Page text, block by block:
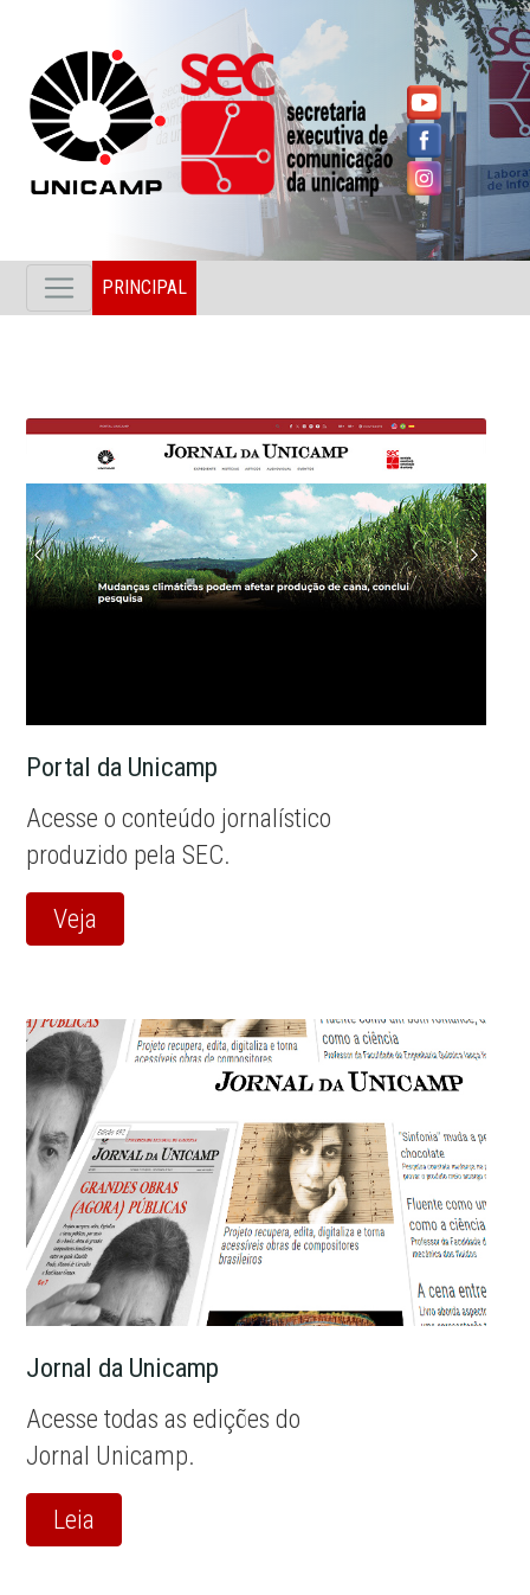
PRINCIPAL
Portal da Unicamp
Acesse o conteúdo jornalístico
produzido pela SEC.
Veja
Jornal da Unicamp
Acesse todas as edições do
Jornal Unicamp.
Leia